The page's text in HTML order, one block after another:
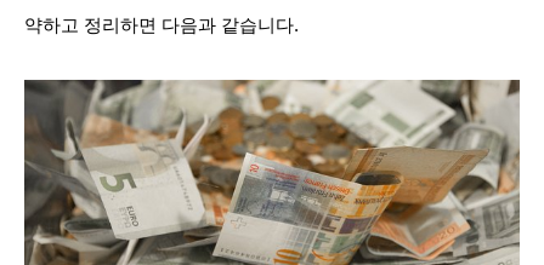
약하고 정리하면 다음과 같습니다.